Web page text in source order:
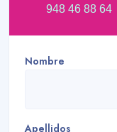
948 46 88 64
Nombre
Apellidos